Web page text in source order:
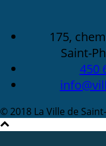
175,
Saint-
450
© 2018 La Ville de